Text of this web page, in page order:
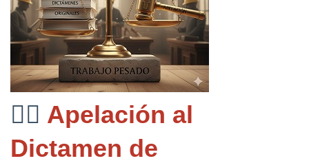
👨‍⚖️ Apelación al
Dictamen de